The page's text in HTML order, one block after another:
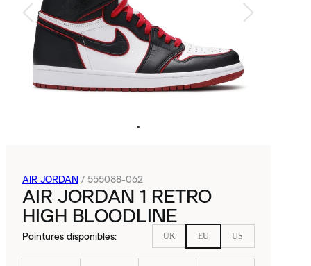
AIR JORDAN / 555088-062
AIR JORDAN 1 RETRO
HIGH BLOODLINE
Pointures disponibles: UK EU US